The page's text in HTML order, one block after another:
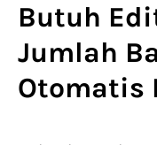
Butuh
Jumlah
Otomatis